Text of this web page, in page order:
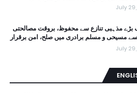
July
بڑے مذہبی تنازع سے محفوظ، بروقت مصالحتی
سے مسیحی و مسلم برادری میں صلح، امن برقرار
July